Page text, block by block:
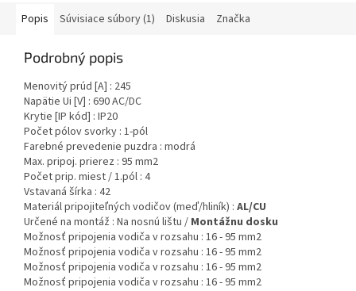
Popis Súvisiace súbory (1) Diskusia Značka
Podrobný popis
Menovitý prúd [A] : 245
Napätie Ui [V] : 690AC/DC
Krytie [IP kód] : IP20
Počet pólov svorky : 1-pól
Farebné prevedenie puzdra : modrá
Max. pripoj. prierez : 95 mm2
Počet prip. miest / 1.pól : 4
Vstavaná šírka : 42
Materiál pripojiteľných vodičov (meď/hliník) : AL/CU
Určené na montáž : Na nosnú lištu / Montážnu dosku
Možnosť pripojenia vodiča v rozsahu : 16 - 95 mm2
Možnosť pripojenia vodiča v rozsahu : 16 - 95 mm2
Možnosť pripojenia vodiča v rozsahu : 16 - 95 mm2
Možnosť pripojenia vodiča v rozsahu : 16 - 95 mm2